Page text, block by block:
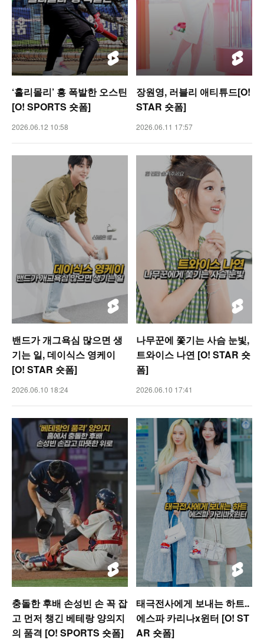
‘홀리몰리’ 흥 폭발한 오스틴
[O! SPORTS 숏폼]
2026.06.12 10:58
장원영, 러블리 애티튜드[O!
STAR 숏폼]
2026.06.11 17:57
밴드가 개그욕심 많으면 생
기는 일, 데이식스 영케이
[O! STAR 숏폼]
2026.06.10 18:24
나무꾼에 쫓기는 사슴 눈빛,
트와이스 나연 [O! STAR 숏
폼]
2026.06.10 17:41
충돌한 후배 손성빈 손 꼭 잡
고 먼저 챙긴 베테랑 양의지
의 품격 [O! SPORTS 숏폼]
태극전사에게 보내는 하트..
에스파 카리나x윈터 [O! ST
AR 숏폼]